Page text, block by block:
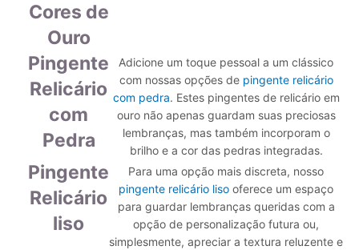
Cores de
Ouro
Pingente
Relicário
com
Pedra
Adicione um toque pessoal a um clássico
com nossas opções de pingente relicário
com pedra. Estes pingentes de relicário em
ouro não apenas guardam suas preciosas
lembranças, mas também incorporam o
brilho e a cor das pedras integradas.
Pingente
Relicário
liso
Para uma opção mais discreta, nosso
pingente relicário liso oferece um espaço
para guardar lembranças queridas com a
opção de personalização futura ou,
simplesmente, apreciar a textura reluzente e